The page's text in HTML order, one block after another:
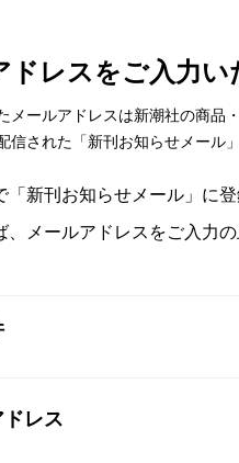
ドレスをご入力い
メールアドレスは新潮社の商品
信された「新刊お知らせメール
「新刊お知らせメール」に登
、メールアドレスをご入力
レス